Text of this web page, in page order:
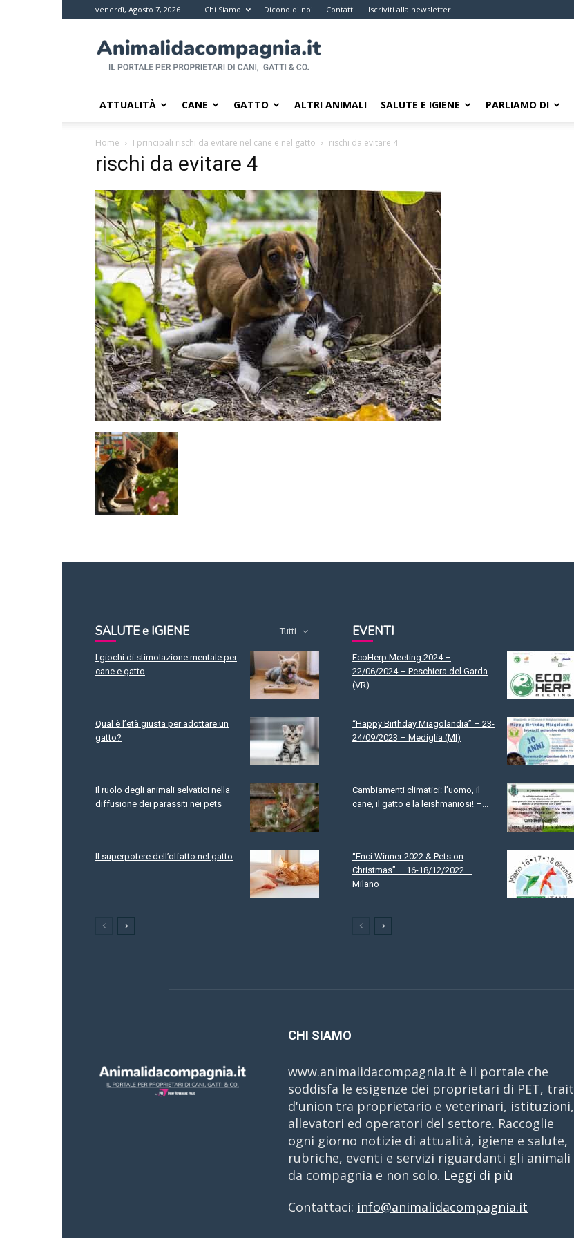
venerdì, Agosto 7, 2026 Chi Siamo Dicono di noi Contatti Iscriviti alla newsletter
da
compagnia
Il
proprietari
di
pet
ATTUALITÀ CANE GATTO ALTRI ANIMALI SALUTE E IGIENE PARLIAMO DI
Home I principali rischi da evitare nel cane e nel gatto rischi da evitare 4
rischi da evitare 4
SALUTE e IGIENE Tutti
I giochi di stimolazione mentale per
cane e gatto
Qual è l’età giusta per adottare un
gatto?
Il ruolo degli animali selvatici nella
diffusione dei parassiti nei pets
Il superpotere dell’olfatto nel gatto
EVENTI
EcoHerp Meeting 2024 –
22/06/2024 – Peschiera del Garda
(VR)
“Happy Birthday Miagolandia” – 23-
24/09/2023 – Mediglia (MI)
Cambiamenti climatici: l’uomo, il
cane, il gatto e la leishmaniosi! –...
“Enci Winner 2022 & Pets on
Christmas” – 16-18/12/2022 –
Milano
CHI SIAMO
www.animalidacompagnia.it è il portale che
soddisfa le esigenze dei proprietari di PET, trait
d'union tra proprietario e veterinari, istituzioni,
allevatori ed operatori del settore. Raccoglie
ogni giorno notizie di attualità, igiene e salute,
rubriche, eventi e servizi riguardanti gli animali
da compagnia e non solo. Leggi di più
Contattaci: info@animalidacompagnia.it